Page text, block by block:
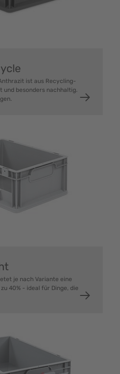
ist aus Recycling-
besonders nachhaltig.
je nach Variante eine
40% - ideal für Dinge, die